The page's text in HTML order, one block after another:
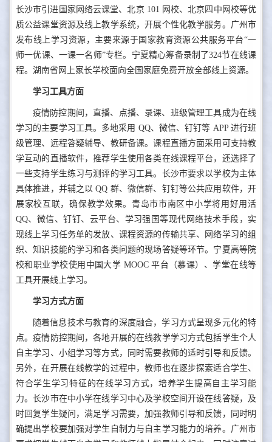
长沙市引进国家网络云课堂、北京 101 网校、北京四中网校等优
质公益课堂资源及线上教学系统，开展个性化教学服务。广州市
发布线上学习资源，主要来源于国家教育资源公共服务平台“一
师一优课、一课一名师”专栏。宁夏精心筹备录制了324节在线课
程。湖南省网上家长学校面向全国家庭免费开放全部线上资源。
学习工具方面
疫情防控期间，直播、点播、录课、班级管理工具成为在线
学习的主要学习工具。多地采用 QQ、微信、钉钉等 APP 进行班
级管理、远程答疑辅导、教研备课。课程直播方面采用可支持教
学互动的直播软件，推荐学生使用各类在线课程平台，还选择了
一些支持学生练习与测评的学习工具。长沙市要求以学校为主体
具体推进，并辅之以 QQ 群、微信群、钉钉等公共应用软件，开
展家校互联，确保教学效果。青岛市市南区中小学将用好用活
QQ、微信、钉钉、云平台、学习强国等现代网络技术手段，实
现线上学习任务单的发放、课程资源的传输共享、网络学习的组
织、知识技能的学习和各类问题的现场答疑等环节。宁夏高等院
校和职业学校使用中国大学 MOOC 平台（慕课）、学堂在线等
工具开展线上学习。
学习方式方面
随着信息技术与教育的深度融合，学习方式呈现多元化的特
点。疫情防控期间，各地开展的在线教学学习方式包括学生个人
自主学习、小组学习等方式，同时需要教师的适时引导和反馈。
另外，在开展在线教学的过程中，教师也在逐步探索适合学生、
符合学生学习特征的在线学习方式，培养学生提高自主学习能
力。长沙市在中小学在线学习中心及学校空间开设在线答疑，及
时回复学生疑问，满足学习需要，加强教师引导和反馈，同时明
确提出学校要加强对学生自制力与自主学习能力的培养。广州市